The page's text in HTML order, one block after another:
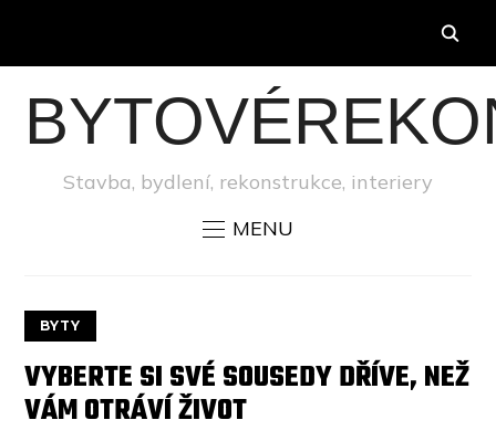
Stavba, bydlení, rekonstrukce, interiery
MENU
BYTY
VYBERTE SI SVÉ SOUSEDY DŘÍVE, NEŽ
VÁM OTRÁVÍ ŽIVOT